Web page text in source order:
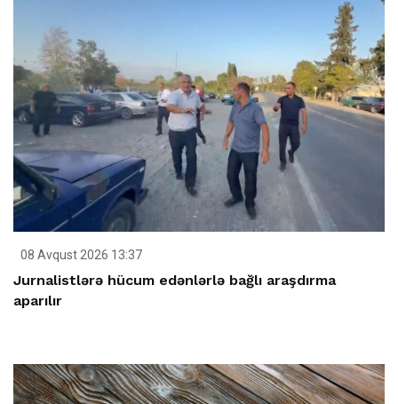
08 Avqust 2026 13:37
Jurnalistlərə hücum edənlərlə bağlı araşdırma
aparılır